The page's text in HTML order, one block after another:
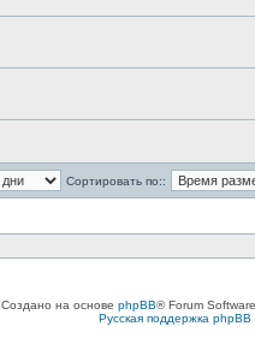
Сортировать по::
Создано на основе phpBB® Forum
Русская поддержка phpBB